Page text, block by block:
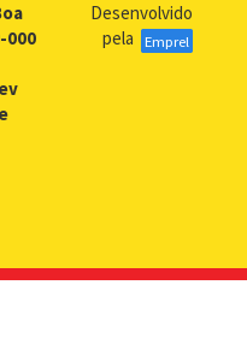
000
Desenvolvido
pela
Emprel